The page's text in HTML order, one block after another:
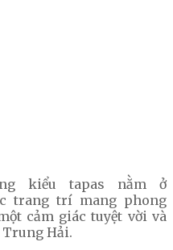
kiểu tapas nằm ở
trang trí mang phong
cảm giác tuyệt vời và
Trung Hải.